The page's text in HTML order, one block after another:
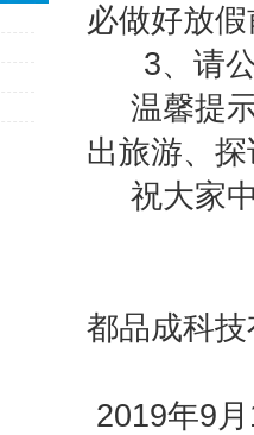
必做好放
3、请公
温馨提
出旅游、
祝大家
都品成科
2019年9